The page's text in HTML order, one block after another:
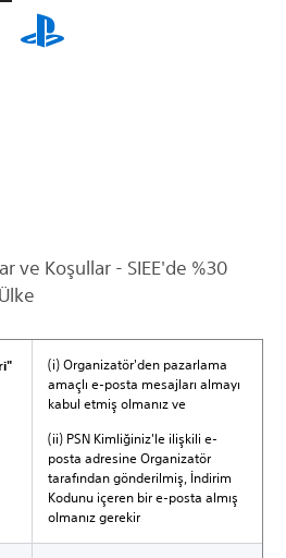
ve Koşullar - SIEE'de %30
(i) Organizatör'den pazarlama
amaçlı e-posta mesajları almayı
kabul etmiş olmanız ve
(ii) PSN Kimliğiniz'le ilişkili e-
posta adresine Organizatör
tarafından gönderilmiş, İndirim
Kodunu içeren bir e-posta almış
olmanız gerekir